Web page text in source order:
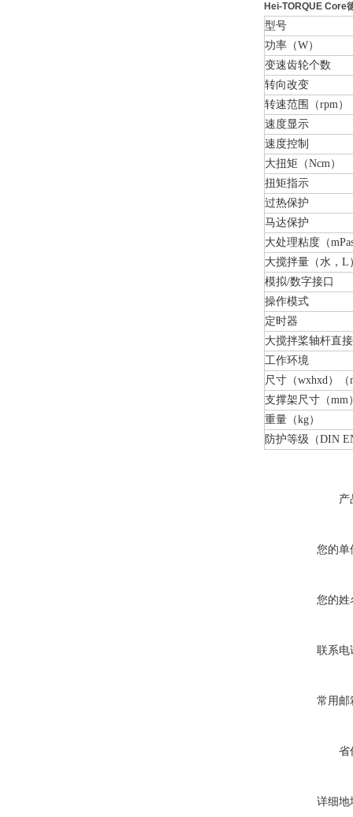
Hei-TORQUE Core
型号
功率（W）
变速齿轮个数
转向改变
转速范围（rpm）
速度显示
速度控制
大扭矩（Ncm）
扭矩指示
过热保护
马达保护
大处理粘度（
大搅拌量（水，L
模拟/数字接口
操作模式
定时器
大搅拌桨轴杆直
工作环境
尺寸（wxhxd）（
支撑架尺寸（mm
重量（kg）
防护等级（DIN
产
您的单
您的姓
联系电
常用邮
省
详细地